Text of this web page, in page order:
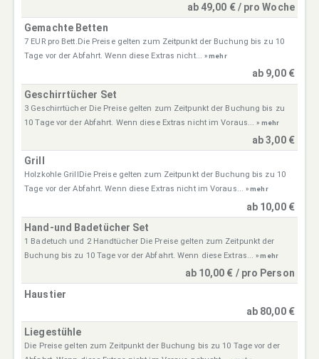
ab 49,00 € / pro Woche
Gemachte Betten
7 EUR pro Bett.Die Preise gelten zum Zeitpunkt der Buchung bis zu 10
Tage vor der Abfahrt. Wenn diese Extras nicht...» mehr
ab 9,00 €
Geschirrtücher Set
3 Geschirrtücher Die Preise gelten zum Zeitpunkt der Buchung bis zu
10 Tage vor der Abfahrt. Wenn diese Extras nicht im Voraus...» mehr
ab 3,00 €
Grill
Holzkohle GrillDie Preise gelten zum Zeitpunkt der Buchung bis zu 10
Tage vor der Abfahrt. Wenn diese Extras nicht im Voraus...» mehr
ab 10,00 €
Hand-und Badetücher Set
1 Badetuch und 2 Handtücher Die Preise gelten zum Zeitpunkt der
Buchung bis zu 10 Tage vor der Abfahrt. Wenn diese Extras...» mehr
ab 10,00 € / pro Person
Haustier
ab 80,00 €
Liegestühle
Die Preise gelten zum Zeitpunkt der Buchung bis zu 10 Tage vor der